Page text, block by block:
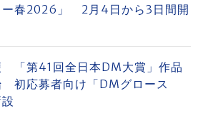
ー春2026」 2月4日から3日間開
「第41回全日本DM大賞」作品
初応募者向け「DMグロース